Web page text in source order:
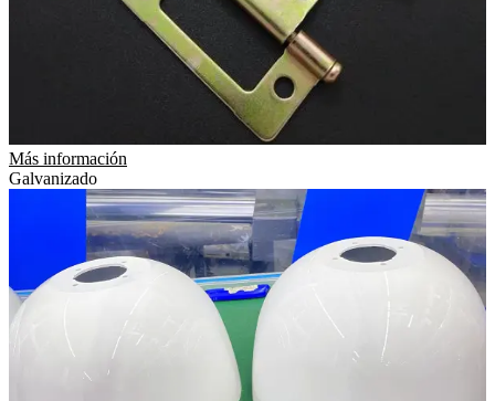
Más información
Galvanizado